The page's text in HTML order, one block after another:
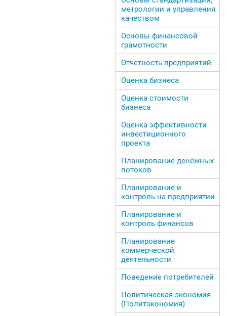
метрологии и управления
качеством
Основы финансовой
грамотности
Отчетность предприятий
Оценка бизнеса
Оценка стоимости
бизнеса
Оценка эффективности
инвестиционного
проекта
Планирование денежных
потоков
Планирование и
контроль на предприятии
Планирование и
контроль финансов
Планирование
коммерческой
деятельности
Поведение потребителей
Политическая экономия
(Политэкономия)